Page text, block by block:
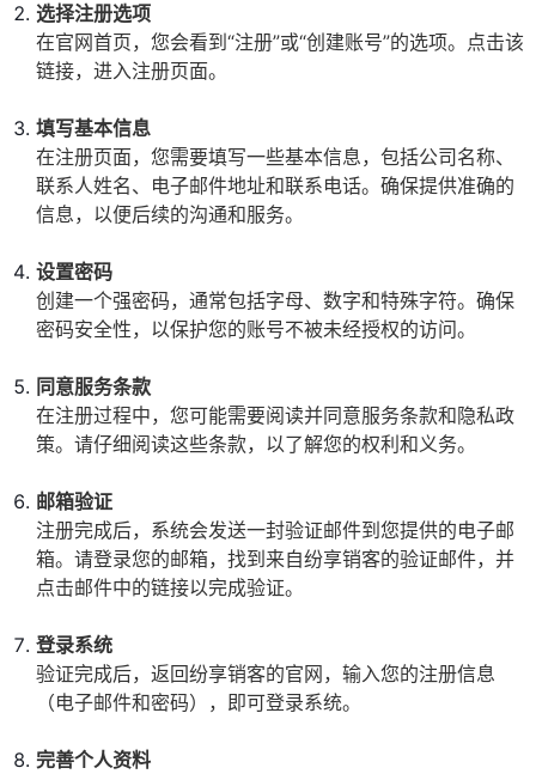
选择注册选项
在官网首页，您会看到“注册”或“创建账号”的选项。点击该
链接，进入注册页面。
填写基本信息
在注册页面，您需要填写一些基本信息，包括公司名称、
联系人姓名、电子邮件地址和联系电话。确保提供准确的
信息，以便后续的沟通和服务。
设置密码
创建一个强密码，通常包括字母、数字和特殊字符。确保
密码安全性，以保护您的账号不被未经授权的访问。
同意服务条款
在注册过程中，您可能需要阅读并同意服务条款和隐私政
策。请仔细阅读这些条款，以了解您的权利和义务。
邮箱验证
注册完成后，系统会发送一封验证邮件到您提供的电子邮
箱。请登录您的邮箱，找到来自纷享销客的验证邮件，并
点击邮件中的链接以完成验证。
登录系统
验证完成后，返回纷享销客的官网，输入您的注册信息
（电子邮件和密码），即可登录系统。
完善个人资料